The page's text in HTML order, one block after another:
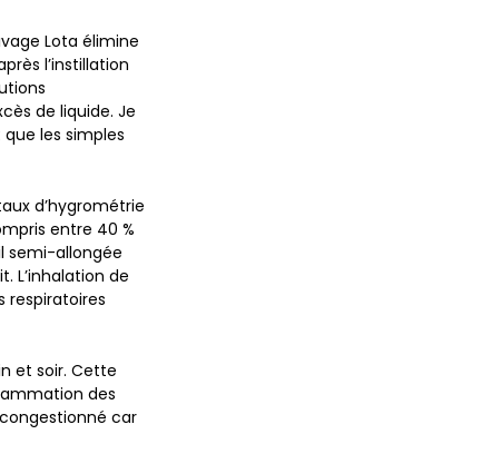
Lota élimine
l’instillation
de liquide. Je
les simples
d’hygrométrie
entre 40 %
semi-allongée
L’inhalation de
respiratoires
et soir. Cette
des
car